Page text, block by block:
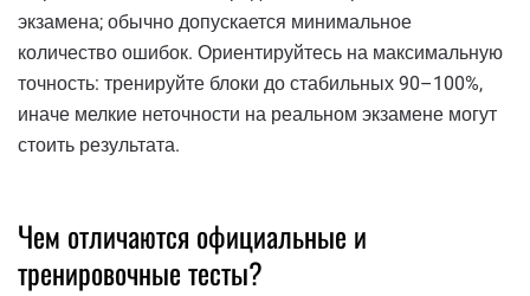
экзамена; обычно допускается минимальное
количество ошибок. Ориентируйтесь на максимальную
точность: тренируйте блоки до стабильных 90–100%,
иначе мелкие неточности на реальном экзамене могут
стоить результата.
Чем отличаются официальные и
тренировочные тесты?